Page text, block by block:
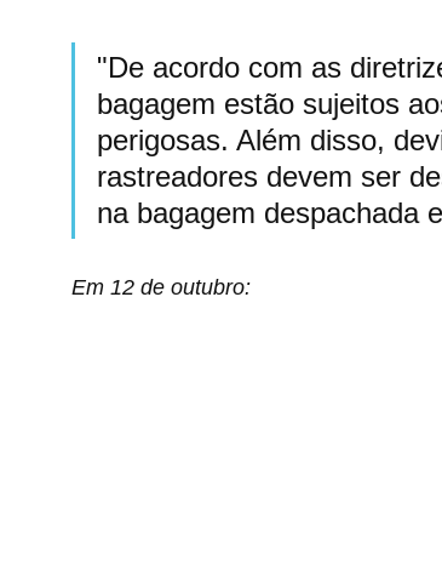
"De acordo com as
bagagem estão sujeitos
perigosas. Além disso,
rastreadores devem ser
na bagagem despachada
Em 12 de outubro: